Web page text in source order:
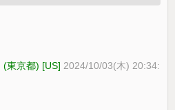
(東京都) [US] 2024/10/03(木) 20:34: